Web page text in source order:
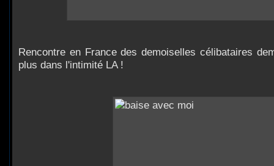
Rencontre en France des demoiselles célibataires
plus dans l'intimité LA !